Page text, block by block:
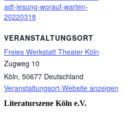
adt-lesung-worauf-warten-
20220318
VERANSTALTUNGSORT
Freies Werkstatt Theater Köln
Zugweg 10
Köln, 50677 Deutschland
Veranstaltungsort-Website anzeigen
Literaturszene Köln e.V.